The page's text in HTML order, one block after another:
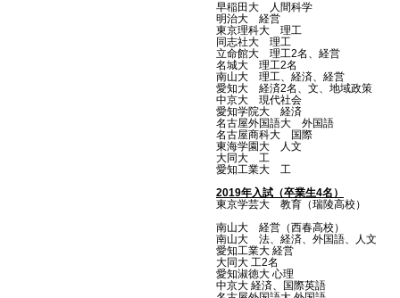
早稲田大 人間科学
明治大 経営
東京理科大 理工
同志社大 理工
立命館大 理工2名、経営
名城大 理工2名
南山大 理工、経済、経営
愛知大 経済2名、文、地域政策
中京大 現代社会
愛知学院大 経済
名古屋外国語大 外国語
名古屋商科大 国際
東海学園大 人文
大同大 工
愛知工業大 工
2019年入試（卒業生4名）
東京学芸大 教育（瑞陵高校）
南山大 経営（西春高校）
南山大 法、経済、外国語、人文
愛知工業大 経営
大同大 工2名
愛知淑徳大 心理
中京大 経済、国際英語